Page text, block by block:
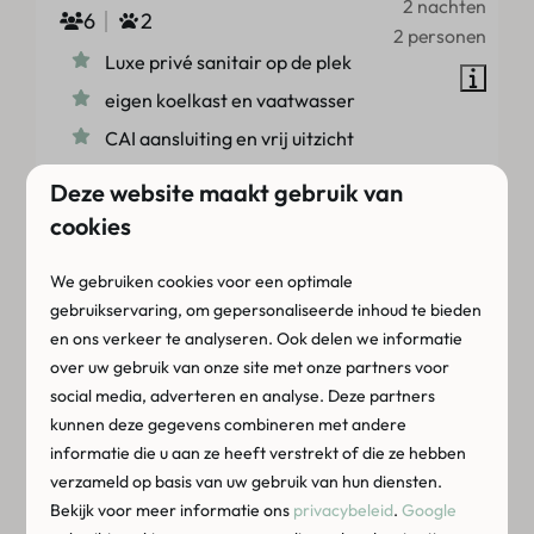
2 nachten
2 personen
6 2
Luxe privé sanitair op de plek
eigen koelkast en vaatwasser
CAI aansluiting en vrij uitzicht
Bekijken
Deze website maakt gebruik van
cookies
We gebruiken cookies voor een optimale
gebruikservaring, om gepersonaliseerde inhoud te bieden
en ons verkeer te analyseren. Ook delen we informatie
over uw gebruik van onze site met onze partners voor
social media, adverteren en analyse. Deze partners
kunnen deze gegevens combineren met andere
informatie die u aan ze heeft verstrekt of die ze hebben
verzameld op basis van uw gebruik van hun diensten.
Bekijk voor meer informatie ons privacybeleid.Google